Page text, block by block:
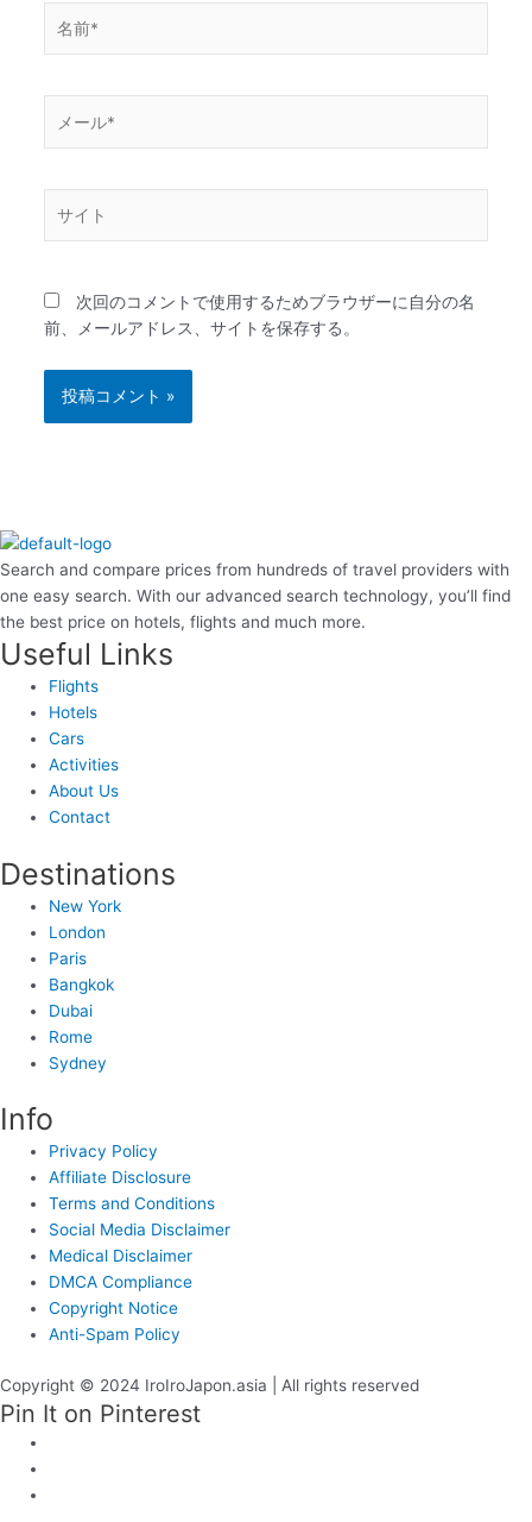
ー
*
次回のコメントで使用するためブラウザーに自分の名
前、メールアドレス、サイトを保存する。
Search and compare prices from hundreds of travel providers with
one easy search. With our advanced search technology, you’ll find
the best price on hotels, flights and much more.
Useful Links
Flights
Hotels
Cars
Activities
About Us
Contact
Destinations
New York
London
Paris
Bangkok
Dubai
Rome
Sydney
Info
Privacy Policy
Affiliate Disclosure
Terms and Conditions
Social Media Disclaimer
Medical Disclaimer
DMCA Compliance
Copyright Notice
Anti-Spam Policy
Copyright © 2024 IroIroJapon.asia | All rights reserved
Pin It on Pinterest